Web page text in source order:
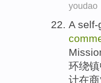
youdao
A self-
环绕镇
计在